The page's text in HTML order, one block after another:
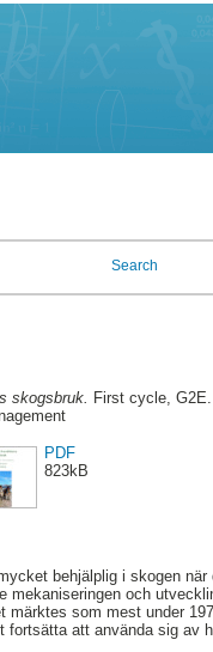
Search
skogsbruk. First cycle,
PDF
823kB
behjälplig i skogen
mekaniseringen och
som mest under
att använda sig av